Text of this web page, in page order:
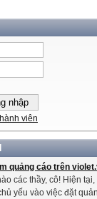
viên
quảng cáo trên
các thầy, cô! Hiện
yếu vào việc đặt